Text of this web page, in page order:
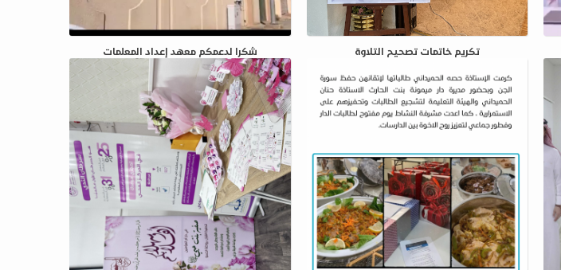
تكريم خاتمات تصحيح التلاوة شكرا لدعمكم معهد إعداد المعلمات